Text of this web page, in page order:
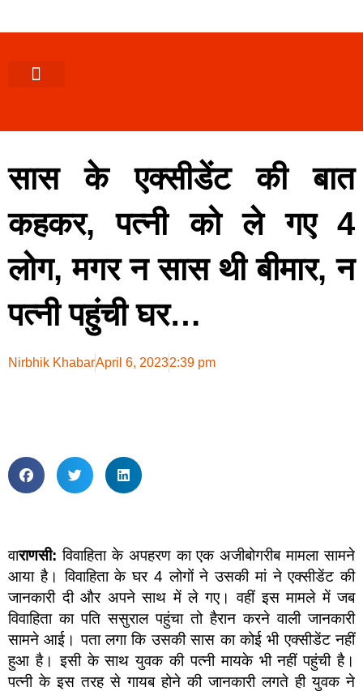
सास के एक्सीडेंट की बात
कहकर, पत्नी को ले गए 4
लोग, मगर न सास थी बीमार, न
पत्नी पहुंची घर…
Nirbhik KhabarApril 6, 20232:39 pm
वाराणसी: विवाहिता के अपहरण का एक अजीबोगरीब मामला सामने
आया है। विवाहिता के घर 4 लोगों ने उसकी मां ने एक्सीडेंट की
जानकारी दी और अपने साथ में ले गए। वहीं इस मामले में जब
विवाहिता का पति ससुराल पहुंचा तो हैरान करने वाली जानकारी
सामने आई। पता लगा कि उसकी सास का कोई भी एक्सीडेंट नहीं
हुआ है। इसी के साथ युवक की पत्नी मायके भी नहीं पहुंची है।
पत्नी के इस तरह से गायब होने की जानकारी लगते ही युवक ने